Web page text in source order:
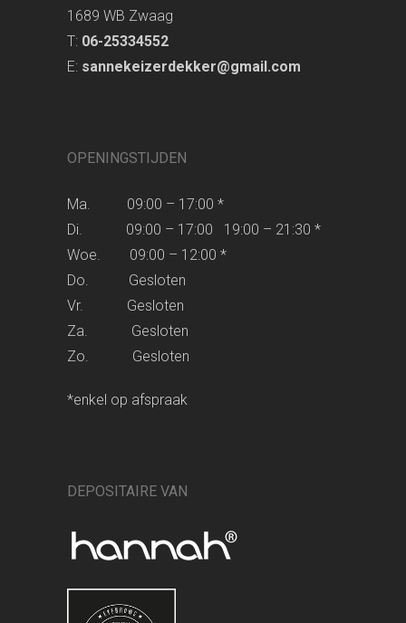
1689 WB Zwaag
T: 06-25334552
E: sannekeizerdekker@gmail.com
OPENINGSTIJDEN
Ma. 09:00 – 17:00 *
Di. 09:00 – 17:00 19:00 – 21:30 *
Woe. 09:00 – 12:00 *
Do. Gesloten
Vr. Gesloten
Za. Gesloten
Zo. Gesloten
*enkel op afspraak
DEPOSITAIRE VAN